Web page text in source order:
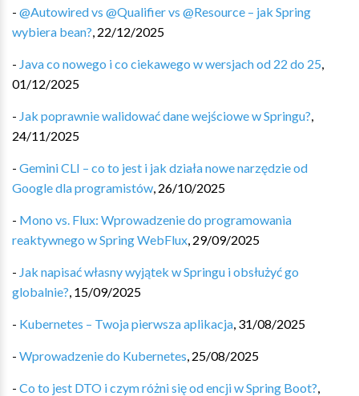
- @Autowired vs @Qualifier vs @Resource – jak Spring
wybiera bean?, 22/12/2025
- Java co nowego i co ciekawego w wersjach od 22 do 25,
01/12/2025
- Jak poprawnie walidować dane wejściowe w Springu?,
24/11/2025
- Gemini CLI – co to jest i jak działa nowe narzędzie od
Google dla programistów, 26/10/2025
- Mono vs. Flux: Wprowadzenie do programowania
reaktywnego w Spring WebFlux, 29/09/2025
- Jak napisać własny wyjątek w Springu i obsłużyć go
globalnie?, 15/09/2025
- Kubernetes – Twoja pierwsza aplikacja, 31/08/2025
- Wprowadzenie do Kubernetes, 25/08/2025
- Co to jest DTO i czym różni się od encji w Spring Boot?,